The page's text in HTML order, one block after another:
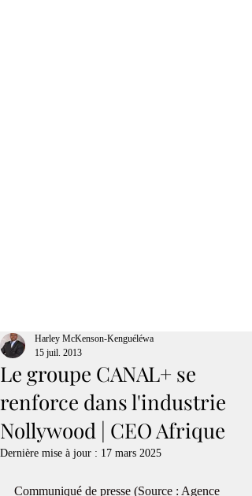
Le groupe CANAL+ se
renforce dans l'industrie
Nollywood | CEO Afrique
Harley McKenson-Kenguéléwa
15 juil. 2013
Dernière mise à jour : 17 mars 2025
Communiqué de presse (Source : Agence